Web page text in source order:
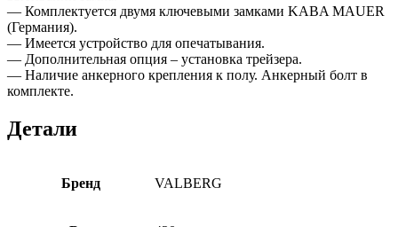
— Комплектуется двумя ключевыми замками KABA MAUER
(Германия).
— Имеется устройство для опечатывания.
— Дополнительная опция – установка трейзера.
— Наличие анкерного крепления к полу. Анкерный болт в
комплекте.
Детали
Бренд VALBERG